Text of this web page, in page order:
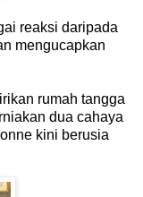
reaksi daripada
mengucapkan
rumah tangga
dua cahaya
kini berusia